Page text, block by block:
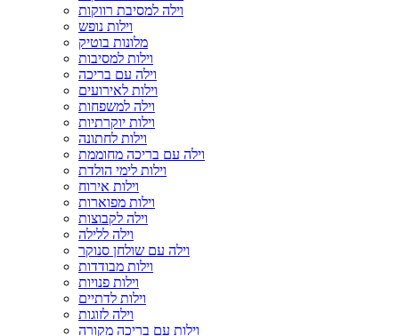
וילה למסיבת רווקות
וילות נופש
מלונות בוטיק
וילות למסיבות
וילה עם בריכה
וילות לאירועים
וילה למשפחות
וילות יוקרתיות
וילות לחתונה
וילה עם בריכה מחוממת
וילות לימי הולדת
וילות אירוח
וילות מפוארות
וילה לקבוצות
וילה ללילה
וילה עם שולחן סנוקר
וילות מבודדות
וילות פנויות
וילות לדתיים
וילה לזוגות
וילות עם בריכה מקורה